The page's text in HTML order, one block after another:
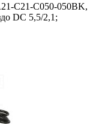
C21-C050-050BK,
DC 5,5/2,1;